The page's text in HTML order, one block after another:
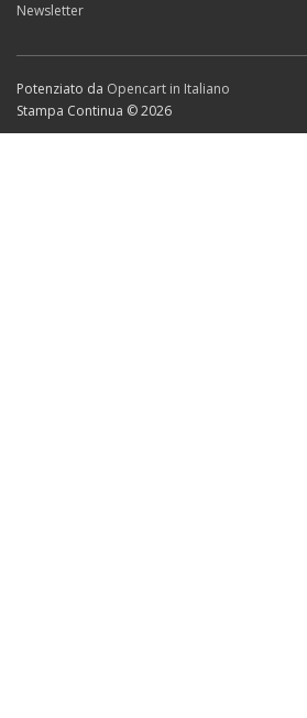
Newsletter
Potenziato da Opencart in Italiano
Stampa Continua © 2026